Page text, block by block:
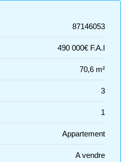
87146053
490 000€ F.A.I
70,6 m²
3
1
Appartement
A vendre